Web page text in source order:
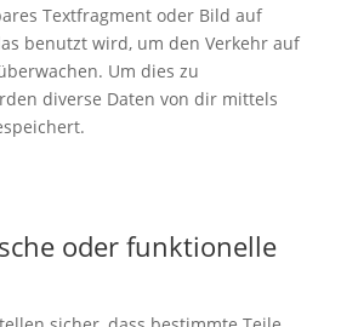
Textfragment oder Bild auf
benutzt wird, um den Verkehr auf
Um dies zu
diverse Daten von dir mittels
oder funktionelle